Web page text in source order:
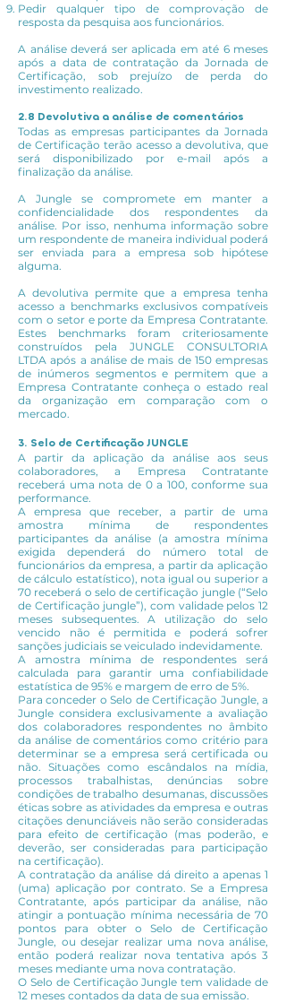
Pedir qualquer tipo de comprovação de
resposta da pesquisa aos funcionários.
A análise deverá ser aplicada em até 6 meses
após a data de contratação da Jornada de
Certificação, sob prejuízo de perda do
investimento realizado.
2.8 Devolutiva a análise de comentários
Todas as empresas participantes da Jornada
de Certificação terão acesso a devolutiva, que
será disponibilizado por e-mail após a
finalização da análise.
A Jungle se compromete em manter a
confidencialidade dos respondentes da
análise. Por isso, nenhuma informação sobre
um respondente de maneira individual poderá
ser enviada para a empresa sob hipótese
alguma.
A devolutiva permite que a empresa tenha
acesso a benchmarks exclusivos compatíveis
com o setor e porte da Empresa Contratante.
Estes benchmarks foram criteriosamente
construídos pela JUNGLE CONSULTORIA
LTDA após a análise de mais de 150 empresas
de inúmeros segmentos e permitem que a
Empresa Contratante conheça o estado real
da organização em comparação com o
mercado.
3. Selo de Certificação JUNGLE
A partir da aplicação da análise aos seus
colaboradores, a Empresa Contratante
receberá uma nota de 0 a 100, conforme sua
performance.
A empresa que receber, a partir de uma
amostra mínima de respondentes
participantes da análise (a amostra mínima
exigida dependerá do número total de
funcionários da empresa, a partir da aplicação
de cálculo estatístico), nota igual ou superior a
70 receberá o selo de certificação jungle (“Selo
de Certificação jungle”), com validade pelos 12
meses subsequentes. A utilização do selo
vencido não é permitida e poderá sofrer
sanções judiciais se veiculado indevidamente.
A amostra mínima de respondentes será
calculada para garantir uma confiabilidade
estatística de 95% e margem de erro de 5%.
Para conceder o Selo de Certificação Jungle, a
Jungle considera exclusivamente a avaliação
dos colaboradores respondentes no âmbito
da análise de comentários como critério para
determinar se a empresa será certificada ou
não. Situações como escândalos na mídia,
processos trabalhistas, denúncias sobre
condições de trabalho desumanas, discussões
éticas sobre as atividades da empresa e outras
citações denunciáveis não serão consideradas
para efeito de certificação (mas poderão, e
deverão, ser consideradas para participação
na certificação).
A contratação da análise dá direito a apenas 1
(uma) aplicação por contrato. Se a Empresa
Contratante, após participar da análise, não
atingir a pontuação mínima necessária de 70
pontos para obter o Selo de Certificação
Jungle, ou desejar realizar uma nova análise,
então poderá realizar nova tentativa após 3
meses mediante uma nova contratação.
O Selo de Certificação Jungle tem validade de
12 meses contados da data de sua emissão.